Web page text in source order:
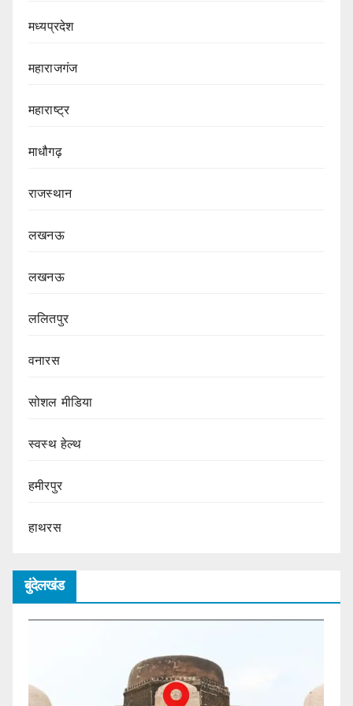
मध्यप्रदेश
महाराजगंज
महाराष्ट्र
माधौगढ़
राजस्थान
लखनऊ
लखनऊ
ललितपुर
वनारस
सोशल मीडिया
स्वस्थ हेल्थ
हमीरपुर
हाथरस
बुंदेलखंड